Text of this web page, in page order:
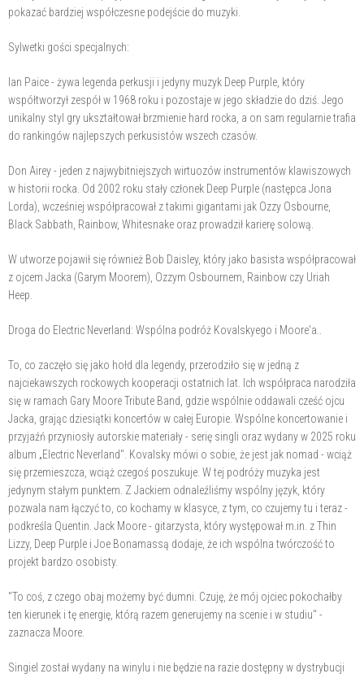
pokazać bardziej współczesne podejście do muzyki.
Sylwetki gości specjalnych:
Ian Paice - żywa legenda perkusji i jedyny muzyk Deep Purple, który
współtworzył zespół w 1968 roku i pozostaje w jego składzie do dziś. Jego
unikalny styl gry ukształtował brzmienie hard rocka, a on sam regularnie trafia
do rankingów najlepszych perkusistów wszech czasów.
Don Airey - jeden z najwybitniejszych wirtuozów instrumentów klawiszowych
w historii rocka. Od 2002 roku stały członek Deep Purple (następca Jona
Lorda), wcześniej współpracował z takimi gigantami jak Ozzy Osbourne,
Black Sabbath, Rainbow, Whitesnake oraz prowadził karierę solową.
W utworze pojawił się również Bob Daisley, który jako basista współpracował
z ojcem Jacka (Garym Moorem), Ozzym Osbournem, Rainbow czy Uriah
Heep.
Droga do Electric Neverland: Wspólna podróż Kovalskyego i Moore'a..
To, co zaczęło się jako hołd dla legendy, przerodziło się w jedną z
najciekawszych rockowych kooperacji ostatnich lat. Ich współpraca narodziła
się w ramach Gary Moore Tribute Band, gdzie wspólnie oddawali cześć ojcu
Jacka, grając dziesiątki koncertów w całej Europie. Wspólne koncertowanie i
przyjaźń przyniosły autorskie materiały - serię singli oraz wydany w 2025 roku
album „Electric Neverland". Kovalsky mówi o sobie, że jest jak nomad - wciąż
się przemieszcza, wciąż czegoś poszukuje. W tej podróży muzyka jest
jedynym stałym punktem. Z Jackiem odnaleźliśmy wspólny język, który
pozwala nam łączyć to, co kochamy w klasyce, z tym, co czujemy tu i teraz -
podkreśla Quentin. Jack Moore - gitarzysta, który występował m.in. z Thin
Lizzy, Deep Purple i Joe Bonamassą dodaje, że ich wspólna twórczość to
projekt bardzo osobisty.
"To coś, z czego obaj możemy być dumni. Czuję, że mój ojciec pokochałby
ten kierunek i tę energię, którą razem generujemy na scenie i w studiu" -
zaznacza Moore.
Singiel został wydany na winylu i nie będzie na razie dostępny w dystrybucji